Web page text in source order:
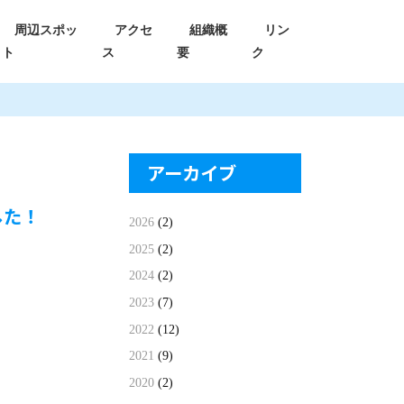
周辺スポッ
ト
アクセ
ス
組織概
要
リン
ク
！
アーカイブ
2026(2)
2025(2)
2024(2)
2023(7)
2022 (12)
2021 (9)
2020(2)